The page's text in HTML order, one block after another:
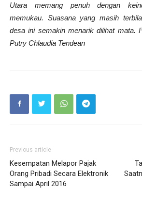
Utara memang penuh dengan
memukau. Suasana yang masih
desa ini semakin menarik dilihat mata.
Putry Chlaudia Tendean
Previous article
Kesempatan Melapor Pajak
Orang Pribadi Secara Elektronik
Sampai April 2016